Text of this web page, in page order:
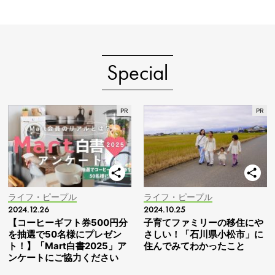
Special
ライフ・ピープル
2024.12.26
【コーヒーギフト券500円分
を抽選で50名様にプレゼン
ト！】「Mart白書2025」ア
ンケートにご協力ください
ライフ・ピープル
2024.10.25
子育てファミリーの移住にや
さしい！「石川県小松市」に
住んでみてわかったこと